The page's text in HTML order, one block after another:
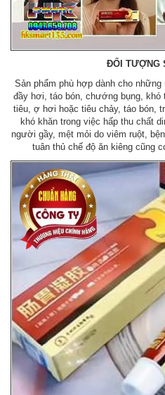
ĐỐI TƯỢNG
Sản phẩm phù hợp dành cho
đầy hơi, táo bón, chướng bụng, khó
tiêu, ợ hơi hoặc tiêu chảy, táo bón,
khó khăn trong việc hấp thu chất
người gầy, mệt mỏi do viêm ruột,
tuân thủ chế độ ăn kiêng cũng